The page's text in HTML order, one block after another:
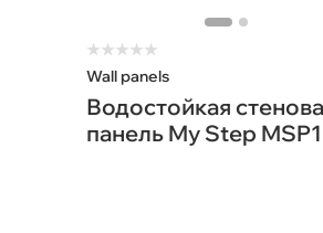
★★★★★
Wall panels
Водостойкая
панель My Step